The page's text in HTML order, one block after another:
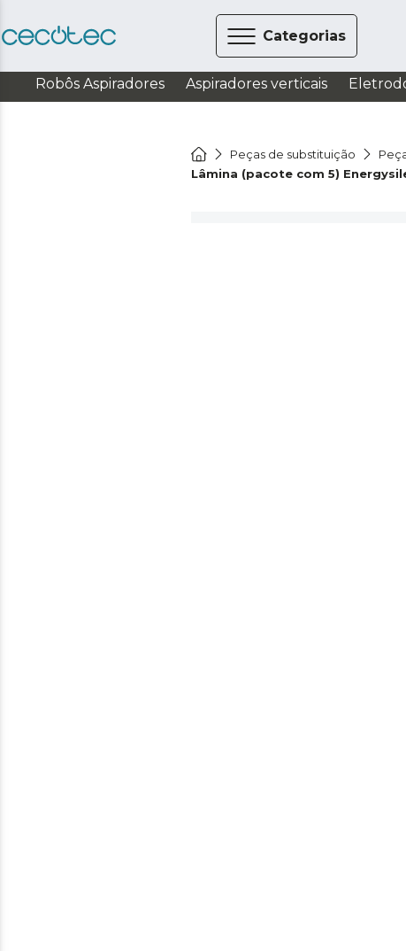
Categorias
Robôs Aspiradores Aspiradores verticais
Peças de substituição
Lâmina (pacote com 5)